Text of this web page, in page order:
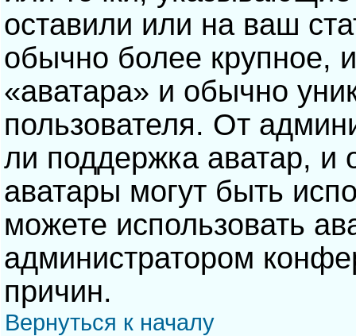
оставили или на ваш
обычно более крупное,
«аватара» и обычно
пользователя. От
ли поддержка аватар, и
аватары могут быть
можете использовать
администратором
причин.
Вернуться к началу